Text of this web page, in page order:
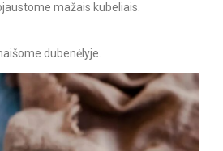
mažais kubeliais.
dubenėlyje.